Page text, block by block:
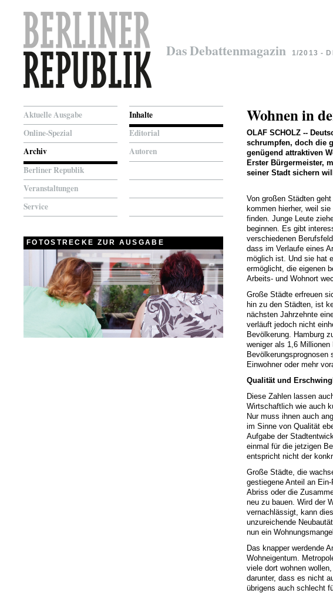
Das Debattenmagazin 1/2013 -
Aktuelle Ausgabe
Online-Spezial
Archiv
Berliner Republik
Veranstaltungen
Service
Inhalte
Editorial
Autoren
FOTOSTRECKE ZUR AUSGABE
Wohnen in
OLAF SCHOLZ --
schrumpfen, doch die
genügend attraktiven
Erster Bürgermeister,
seiner Stadt sichern will
Von großen Städten
kommen hierher, weil
finden. Junge Leute
beginnen. Es gibt
verschiedenen
dass im Verlaufe eines
möglich ist. Und sie hat
ermöglicht, die eigenen
Arbeits- und Wohnort
Große Städte erfreuen
hin zu den Städten, ist
nächsten Jahrzehnte
verläuft jedoch nicht
Bevölkerung. Hamburg
weniger als 1,6
Einwohner oder mehr
Qualität und
Diese Zahlen lassen
Wirtschaftlich wie auch
Nur muss ihnen auch
im Sinne von Qualität
Aufgabe der
einmal für die jetzigen
entspricht nicht der
Große Städte, die
gestiegene Anteil an
Abriss oder die
neu zu bauen. Wird der
vernachlässigt, kann
unzureichende
nun ein
Das knapper werdende
Wohneigentum.
viele dort wohnen
darunter, dass es nicht
übrigens auch schlecht